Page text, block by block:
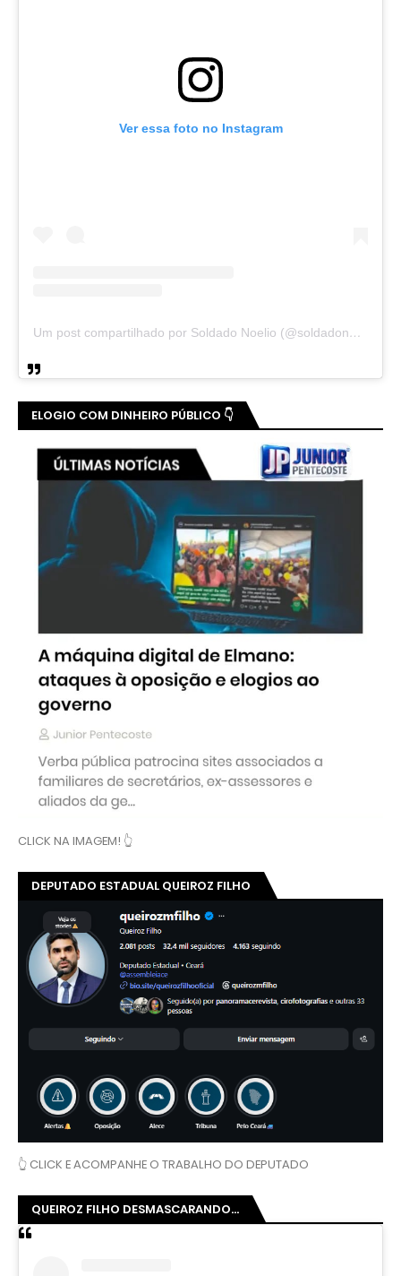
Ver essa foto no Instagram
Um post compartilhado por Soldado Noelio (@soldadonoelio)
ELOGIO COM DINHEIRO PÚBLICO 👇
CLICK NA IMAGEM! 👆
DEPUTADO ESTADUAL QUEIROZ FILHO
👆 CLICK E ACOMPANHE O TRABALHO DO DEPUTADO
QUEIROZ FILHO DESMASCARANDO...